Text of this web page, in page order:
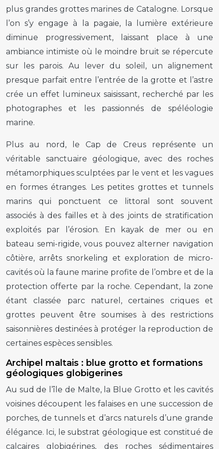
plus grandes grottes marines de Catalogne. Lorsque
l’on s’y engage à la pagaie, la lumière extérieure
diminue progressivement, laissant place à une
ambiance intimiste où le moindre bruit se répercute
sur les parois. Au lever du soleil, un alignement
presque parfait entre l’entrée de la grotte et l’astre
crée un effet lumineux saisissant, recherché par les
photographes et les passionnés de spéléologie
marine.
Plus au nord, le Cap de Creus représente un
véritable sanctuaire géologique, avec des roches
métamorphiques sculptées par le vent et les vagues
en formes étranges. Les petites grottes et tunnels
marins qui ponctuent ce littoral sont souvent
associés à des failles et à des joints de stratification
exploités par l’érosion. En kayak de mer ou en
bateau semi-rigide, vous pouvez alterner navigation
côtière, arrêts snorkeling et exploration de micro-
cavités où la faune marine profite de l’ombre et de la
protection offerte par la roche. Cependant, la zone
étant classée parc naturel, certaines criques et
grottes peuvent être soumises à des restrictions
saisonnières destinées à protéger la reproduction de
certaines espèces sensibles.
Archipel maltais : blue grotto et formations
géologiques globigerines
Au sud de l’île de Malte, la Blue Grotto et les cavités
voisines découpent les falaises en une succession de
porches, de tunnels et d’arcs naturels d’une grande
élégance. Ici, le substrat géologique est constitué de
calcaires globigérines, des roches sédimentaires